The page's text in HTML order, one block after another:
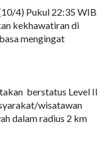
4) Pukul 22:35 WIB
kekhawatiran di
mengingat
berstatus Level II
wisatawan
dalam radius 2 km